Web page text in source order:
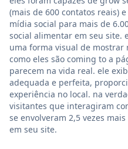
(mais de 600 contatos reais)
mídia social para mais de
social alimentar em seu site.
uma forma visual de mostrar
como eles são coming to a
parecem na vida real. ele
adequada e perfeita,
experiência no local. na
visitantes que interagiram
se envolveram 2,5 vezes
em seu site.